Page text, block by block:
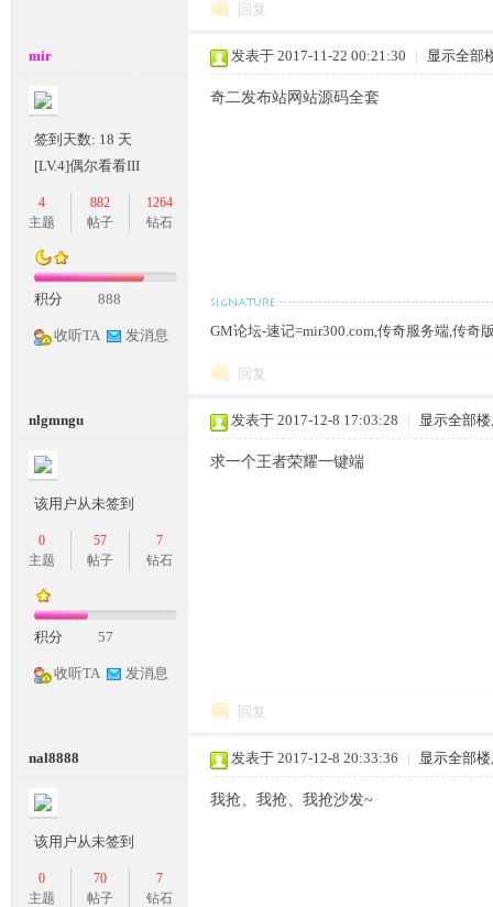
一
龙,
G
回复
mir
签到天数: 18 天
[LV.4]偶尔看看III
4
主题
882
帖子
1264
钻石
积分 888
收听TA 发消息
发表于 2017-11-22 00:21:30 | 显示全部
奇二发布站网站源码全套
GM论坛-速记=mir300.com,传奇服务端,传奇
回复
nlgmngu
该用户从未签到
0
主题
57
帖子
7
钻石
积分 57
收听TA 发消息
发表于 2017-12-8 17:03:28 | 显示全部
求一个王者荣耀一键端
回复
nal8888
该用户从未签到
0
主题
70
帖子
7
钻石
发表于 2017-12-8 20:33:36 | 显示全部
我抢、我抢、我抢沙发~